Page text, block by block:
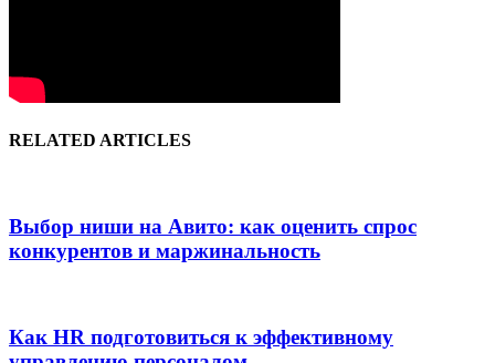
RELATED ARTICLES
Выбор ниши на Авито: как оценить спрос
конкурентов и маржинальность
Как HR подготовиться к эффективному